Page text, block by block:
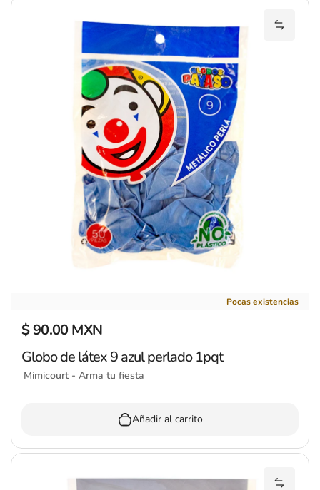
Pocas existencias
Precio regular
$ 90.00 MXN
Globo de látex 9 azul perlado 1pqt
Mimicourt - Arma tu fiesta
Añadir al carrito